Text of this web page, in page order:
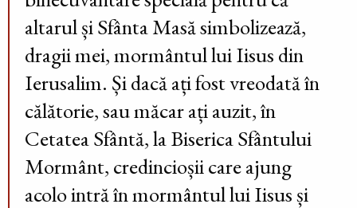
altarul și Sfânta Masă simbolizează,
dragii mei, mormântul lui Iisus din
Ierusalim. Și dacă ați fost vreodată în
călătorie, sau măcar ați auzit, în
Cetatea Sfântă, la Biserica Sfântului
Mormânt, credincioșii care ajung
acolo intră în mormântul lui Iisus și